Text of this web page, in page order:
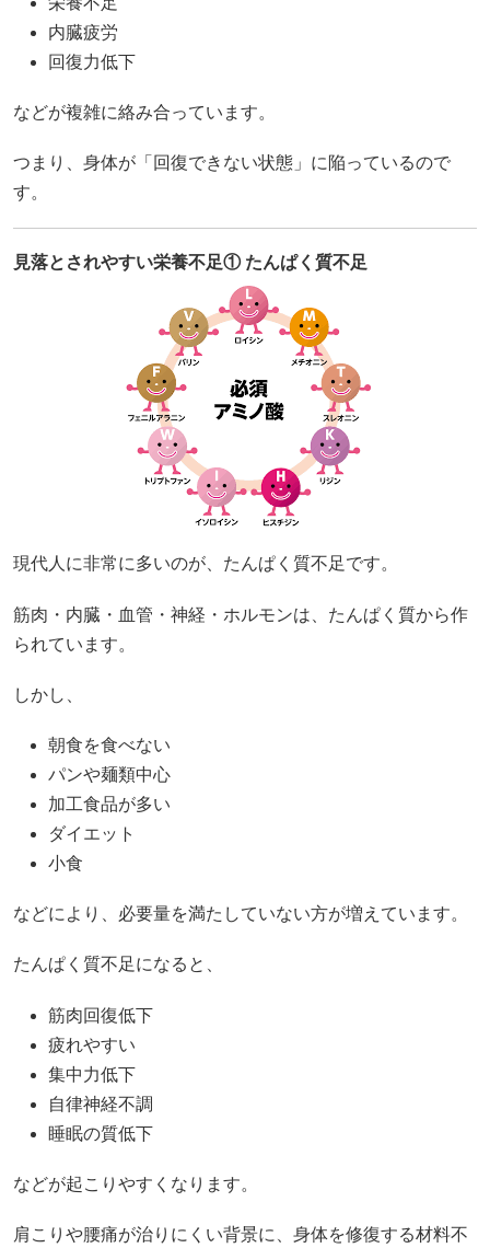
内臓疲労
回復力低下
などが複雑に絡み合っています。
つまり、身体が「回復できない状態」に陥っているので
す。
見落とされやすい栄養不足① たんぱく質不足
現代人に非常に多いのが、たんぱく質不足です。
筋肉・内臓・血管・神経・ホルモンは、たんぱく質から作
られています。
しかし、
朝食を食べない
パンや麺類中心
加工食品が多い
ダイエット
小食
などにより、必要量を満たしていない方が増えています。
たんぱく質不足になると、
筋肉回復低下
疲れやすい
集中力低下
自律神経不調
睡眠の質低下
などが起こりやすくなります。
肩こりや腰痛が治りにくい背景に、身体を修復する材料不